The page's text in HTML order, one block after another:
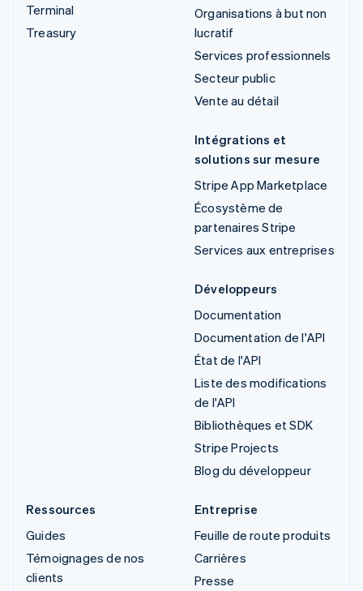
Terminal
Treasury
Organisations à but non
lucratif
Services professionnels
Secteur public
Vente au détail
Intégrations et
solutions sur mesure
Stripe App Marketplace
Écosystème de
partenaires Stripe
Services aux entreprises
Développeurs
Documentation
Documentation de l'API
État de l'API
Liste des modifications
de l'API
Bibliothèques et SDK
Stripe Projects
Blog du développeur
Ressources
Guides
Témoignages de nos
clients
Entreprise
Feuille de route produits
Carrières
Presse